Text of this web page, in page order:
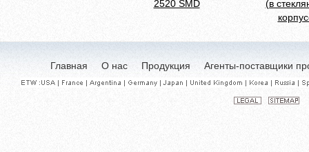
2520 SMD
(в
Главная О нас Продукция Агенты-поставщики